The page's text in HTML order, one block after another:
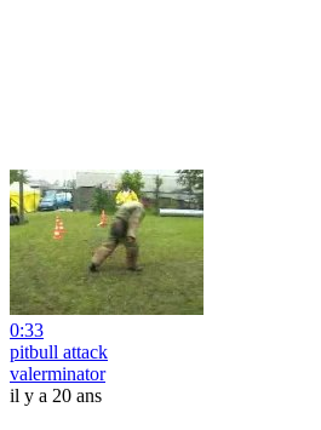
0:33
pitbull attack
valerminator
il y a 20 ans